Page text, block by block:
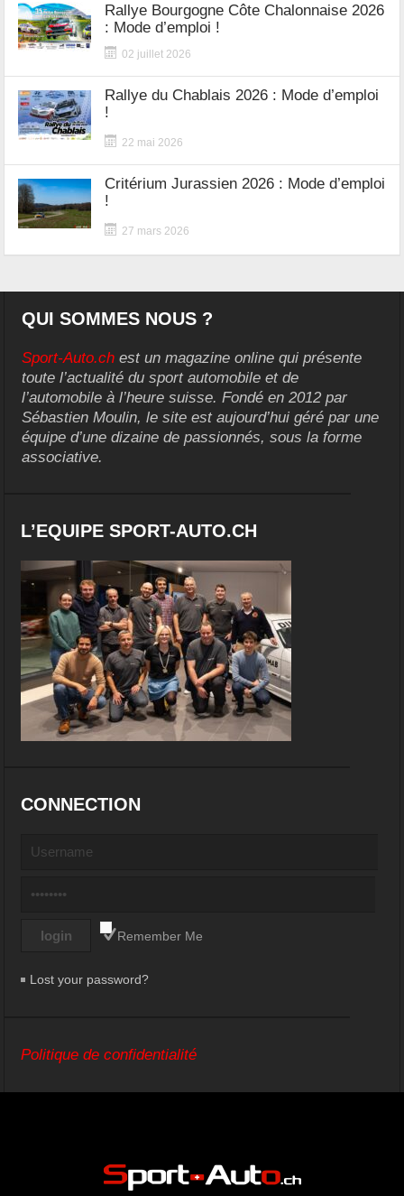
Rallye Bourgogne Côte Chalonnaise 2026
: Mode d’emploi !
02 juillet 2026
Rallye du Chablais 2026 : Mode d’emploi
!
22 mai 2026
Critérium Jurassien 2026 : Mode d’emploi
!
27 mars 2026
QUI SOMMES NOUS ?
Sport-Auto.ch est un magazine online qui présente
toute l’actualité du sport automobile et de
l’automobile à l’heure suisse. Fondé en 2012 par
Sébastien Moulin, le site est aujourd’hui géré par une
équipe d’une dizaine de passionnés, sous la forme
associative.
L’EQUIPE SPORT-AUTO.CH
CONNECTION
Remember Me
Lost your password?
Politique de confidentialité